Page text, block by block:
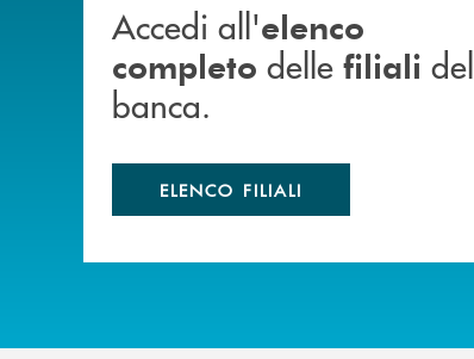
Accedi all'elenco
completo delle filiali
banca.
ELENCO FILIALI